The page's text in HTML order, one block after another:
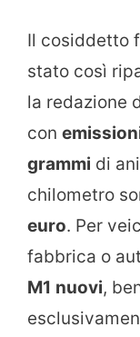
Il cosiddetto
stato così
la redazione
con
grammi di
chilometro
euro. Per
fabbrica o
M1 nuovi,